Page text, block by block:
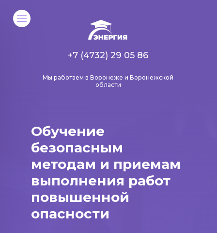
Мы работаем в Воронеже и Воронежской
области
+7 (4732) 29 05 86
Обучение
безопасным
методам и приемам
выполнения работ
повышенной
опасности